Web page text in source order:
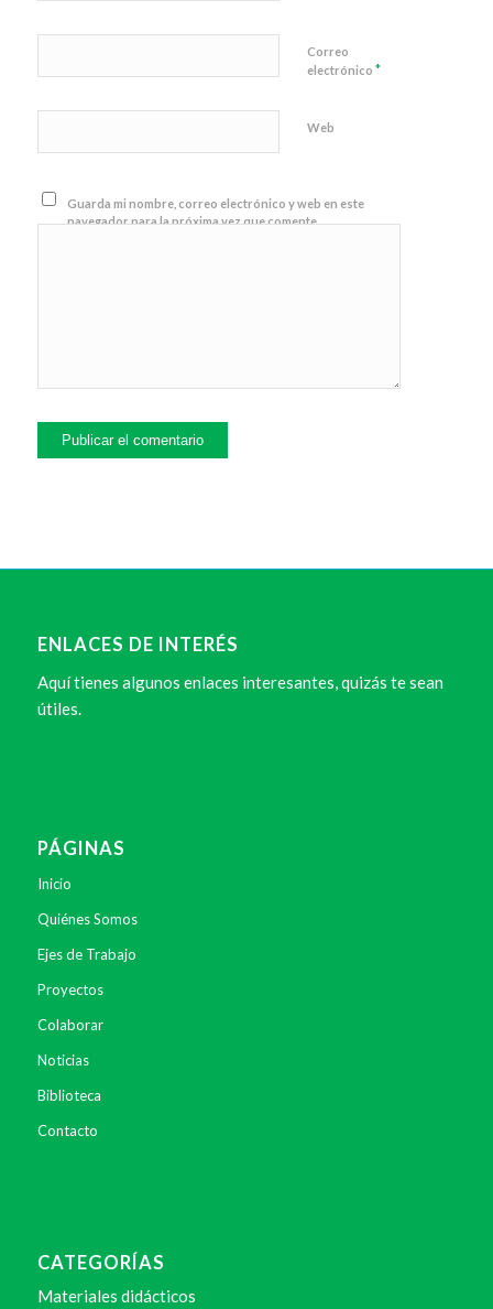
Correo
electrónico *
Web
Guarda mi nombre, correo electrónico y web en este
navegador para la próxima vez que comente.
ENLACES DE INTERÉS
Aquí tienes algunos enlaces interesantes, quizás te sean
útiles.
PÁGINAS
Inicio
Quiénes Somos
Ejes de Trabajo
Proyectos
Colaborar
Noticias
Biblioteca
Contacto
CATEGORÍAS
Materiales didácticos